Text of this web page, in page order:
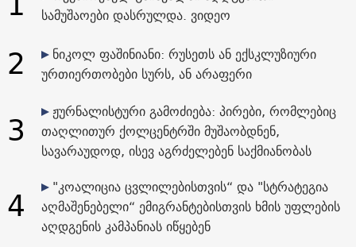
სამუშაოები დასრულდა. ვიდეო
2
ნიკოლ ფაშინიანი: რუსეთს ან ექსკლუზიური
ურთიერთობები სურს, ან არაფერი
3
ჟურნალისტური გამოძიება: პირები, რომლებიც
თაღლითურ ქოლცენტრში მუშაობდნენ,
სავარაუდოდ, ისევ აგრძელებენ საქმიანობას
4
"კოალიცია ცვლილებისთვის“ და "სტრატეგია
აღმაშენებელი“ ემიგრანტებისთვის ხმის უფლების
აღდგენის კამპანიას იწყებენ